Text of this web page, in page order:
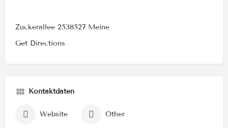
Zuckerallee 2538527 Meine
Get Directions
Kontaktdaten
Website Other